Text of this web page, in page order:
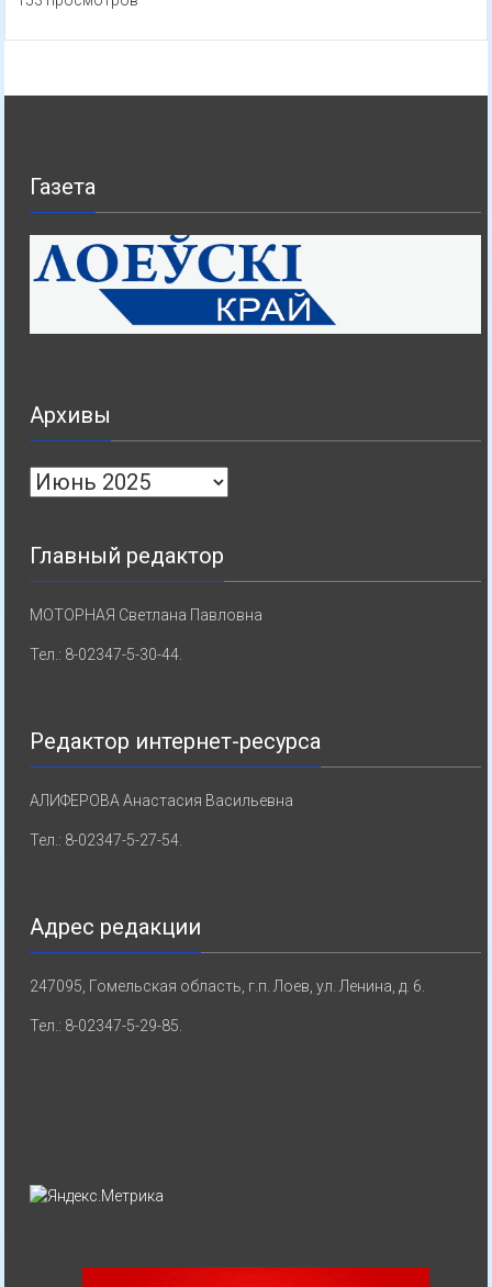
Газета
Архивы
Архивы
Главный редактор
МОТОРНАЯ Светлана Павловна
Тел.: 8-02347-5-30-44.
Редактор интернет-ресурса
АЛИФЕРОВА Анастасия Васильевна
Тел.: 8-02347-5-27-54.
Адрес редакции
247095, Гомельская область, г.п. Лоев, ул. Ленина, д. 6.
Тел.: 8-02347-5-29-85.